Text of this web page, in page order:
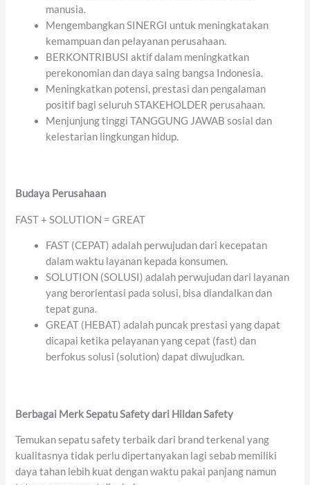
manusia.
Mengembangkan SINERGI untuk meningkatakan
kemampuan dan pelayanan perusahaan.
BERKONTRIBUSI aktif dalam meningkatkan
perekonomian dan daya saing bangsa Indonesia.
Meningkatkan potensi, prestasi dan pengalaman
positif bagi seluruh STAKEHOLDER perusahaan.
Menjunjung tinggi TANGGUNG JAWAB sosial dan
kelestarian lingkungan hidup.
Budaya Perusahaan
FAST + SOLUTION = GREAT
FAST (CEPAT) adalah perwujudan dari kecepatan
dalam waktu layanan kepada konsumen.
SOLUTION (SOLUSI) adalah perwujudan dari layanan
yang berorientasi pada solusi, bisa diandalkan dan
tepat guna.
GREAT (HEBAT) adalah puncak prestasi yang dapat
dicapai ketika pelayanan yang cepat (fast) dan
berfokus solusi (solution) dapat diwujudkan.
Berbagai Merk Sepatu Safety dari Hildan Safety
Temukan sepatu safety terbaik dari brand terkenal yang
kualitasnya tidak perlu dipertanyakan lagi sebab memiliki
daya tahan lebih kuat dengan waktu pakai panjang namun